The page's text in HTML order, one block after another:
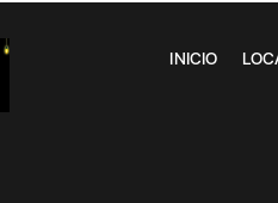
INICIO